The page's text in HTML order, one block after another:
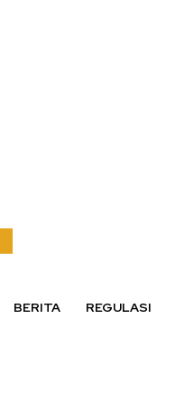
BERITA REGULASI